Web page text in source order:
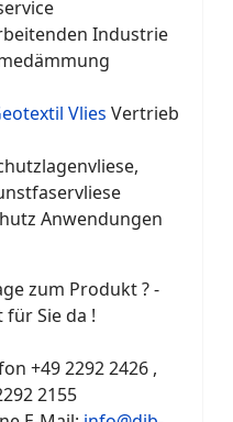
Industrie
Vlies Vertrieb
Anwendungen
zum Produkt ? -
für Sie da !
+49 2292 2426 ,
2155